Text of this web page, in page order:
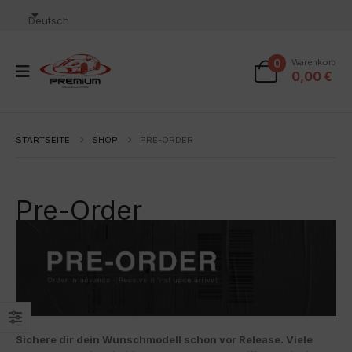
Deutsch
0 Warenkorb
0,00 €
STARTSEITE SHOP PRE-ORDER
Pre-Order
Sichere dir dein Wunschmodell schon vor Release. Viele